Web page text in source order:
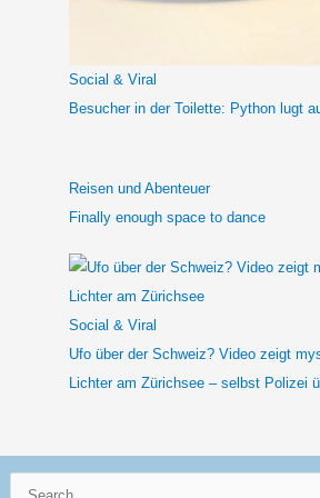
h
Social & Viral
Besucher in der Toilette: Python lugt
Reisen und Abenteuer
Finally enough space to dance
Social & Viral
Ufo über der Schweiz? Video zeigt
Lichter am Zürichsee – selbst Polizei